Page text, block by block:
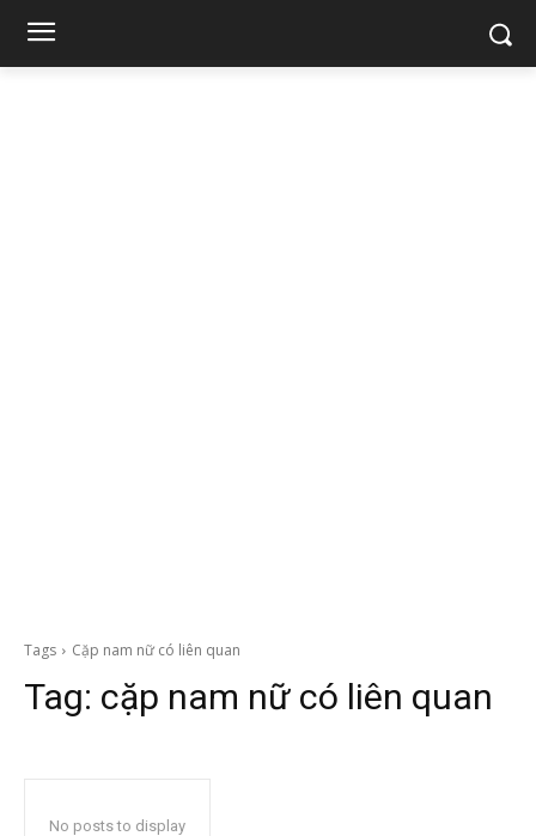
Tags Cặp nam nữ có liên quan
Tag: cặp nam nữ có liên quan
No posts to display